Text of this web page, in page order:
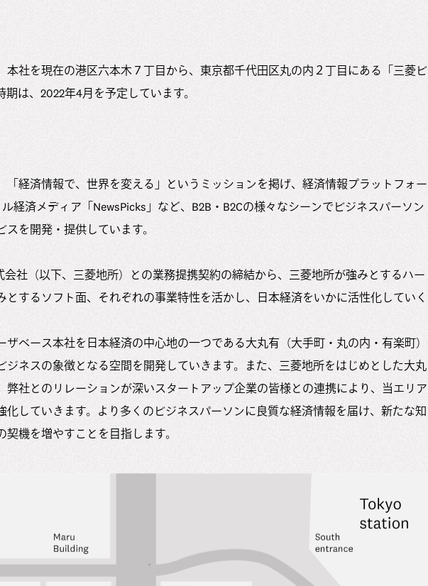
本社を現在の港区六本木７丁目から、東京都千代田区丸の内２丁目にある「三菱ビ
は、2022年4月を予定しています。
「経済情報で、世界を変える」というミッションを掲げ、経済情報プラットフォー
経済メディア「NewsPicks」など、B2B・B2Cの様々なシーンでビジネスパーソン
を開発・提供しています。
社（以下、三菱地所）との業務提携契約の締結から、三菱地所が強みとするハー
とするソフト面、それぞれの事業特性を活かし、日本経済をいかに活性化していく
ザベース本社を日本経済の中心地の一つである大丸有（大手町・丸の内・有楽町）
ジネスの象徴となる空間を開発していきます。また、三菱地所をはじめとした大丸
弊社とのリレーションが深いスタートアップ企業の皆様との連携により、当エリア
化していきます。より多くのビジネスパーソンに良質な経済情報を届け、新たな知
機を増やすことを目指します。